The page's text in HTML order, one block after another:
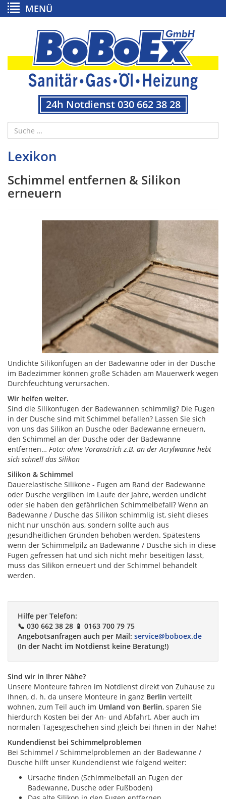
MENÜ
24h Notdienst 030 662 38 28
Lexikon
Schimmel entfernen & Silikon
erneuern
Undichte Silikonfugen an der Badewanne oder in der Dusche
im Badezimmer können große Schäden am Mauerwerk wegen
Durchfeuchtung verursachen.
Wir helfen weiter.
Sind die Silikonfugen der Badewannen schimmlig? Die Fugen
in der Dusche sind mit Schimmel befallen? Lassen Sie sich
von uns das Silikon an Dusche oder Badewanne erneuern,
den Schimmel an der Dusche oder der Badewanne
entfernen… Foto: ohne Voranstrich z.B. an der Acrylwanne hebt
sich schnell das Silikon
Silikon & Schimmel
Dauerelastische Silikone - Fugen am Rand der Badewanne
oder Dusche vergilben im Laufe der Jahre, werden undicht
oder sie haben den gefährlichen Schimmelbefall? Wenn an
Badewanne / Dusche das Silikon schimmlig ist, sieht dieses
nicht nur unschön aus, sondern sollte auch aus
gesundheitlichen Gründen behoben werden. Spätestens
wenn der Schimmelpilz an Badewanne / Dusche sich in diese
Fugen gefressen hat und sich nicht mehr beseitigen lässt,
muss das Silikon erneuert und der Schimmel behandelt
werden.
Hilfe per Telefon:
📞 030 662 38 28 📱 0163 700 79 75
Angebotsanfragen auch per Mail: service@boboex.de
(In der Nacht im Notdienst keine Beratung!)
Sind wir in Ihrer Nähe?
Unsere Monteure fahren im Notdienst direkt von Zuhause zu
Ihnen, d. h. da unsere Monteure in ganz Berlin verteilt
wohnen, zum Teil auch im Umland von Berlin, sparen Sie
hierdurch Kosten bei der An- und Abfahrt. Aber auch im
normalen Tagesgeschehen sind gleich bei Ihnen in der Nähe!
Kundendienst bei Schimmelproblemen
Bei Schimmel / Schimmelproblemen an der Badewanne /
Dusche hilft unser Kundendienst wie folgend weiter:
Ursache finden (Schimmelbefall an Fugen der
Badewanne, Dusche oder Fußboden)